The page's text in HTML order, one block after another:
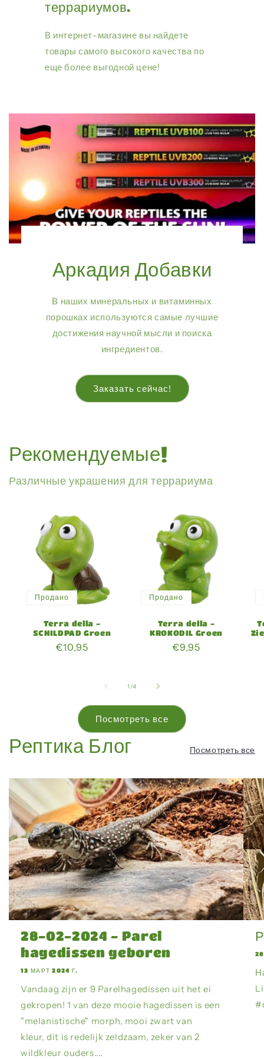
террариумов.
В интернет-магазине вы найдете
товары самого высокого качества по
еще более выгодной цене!
Аркадия Добавки
В наших минеральных и витаминных
порошках используются самые лучшие
достижения научной мысли и поиска
ингредиентов.
Заказать сейчас!
Рекомендуемые!
Различные украшения для террариума
Продано
Terra della -
SCHILDPAD Groen
Обычная
€10,95
Продано
Terra della -
KROKODIL Groen
Обычная
€9,95
1 /из
4
Посмотреть все
Рептика Блог Посмотреть все
28-02-2024 - Parel
hagedissen geboren
13 МАРТ 2024 Г.
Vandaag zijn er 9 Parelhagedissen uit het ei
gekropen! 1 van deze mooie hagedissen is een
"melanistische" morph, mooi zwart van
kleur, dit is redelijk zeldzaam, zeker van 2
wildkleur ouders....